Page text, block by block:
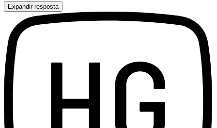
Expandir resposta